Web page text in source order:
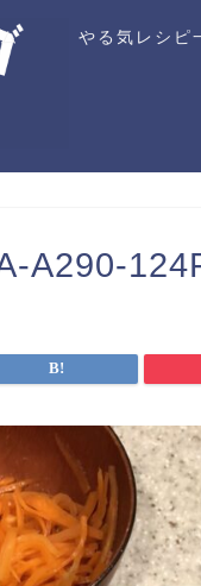
やる気レシピ
A290-